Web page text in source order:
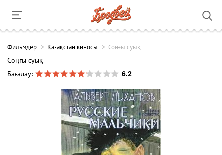
Фильмдер Қазақстан киносы Соңғы суық
Соңғы суық
Бағалау:
6.2